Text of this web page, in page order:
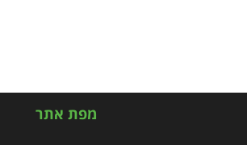
מפת אתר